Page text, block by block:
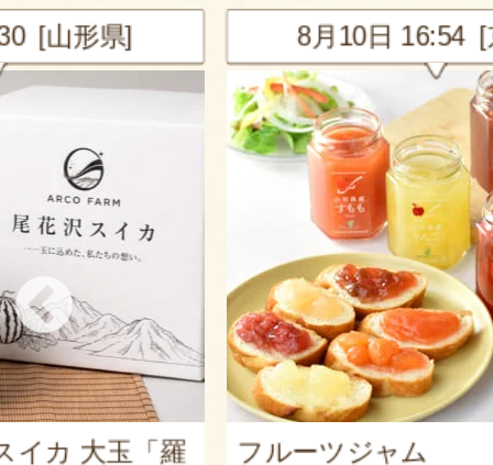
形県]
大玉「羅
8月10日 16:54 [京都
フルーツジャム